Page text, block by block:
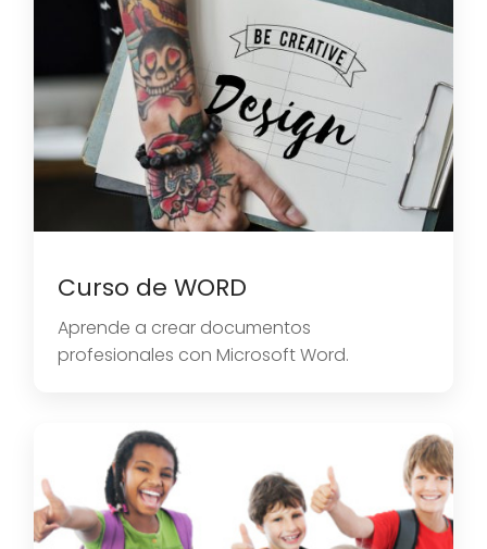
Curso de WORD
Aprende a crear documentos
profesionales con Microsoft Word.